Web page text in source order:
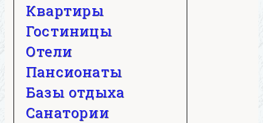
Квартиры
Гостиницы
Отели
Пансионаты
Базы отдыха
Санатории